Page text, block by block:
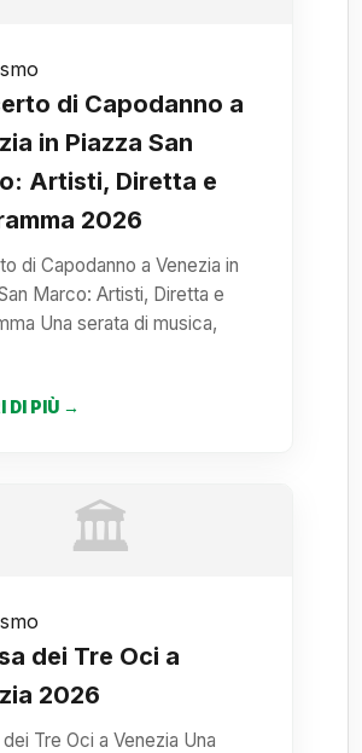
di Capodanno a
in Piazza San
Artisti, Diretta e
2026
di Capodanno a Venezia in
Marco: Artisti, Diretta e
Una serata di musica,
DI PIÙ →
🏛️
dei Tre Oci a
2026
Tre Oci a Venezia Una